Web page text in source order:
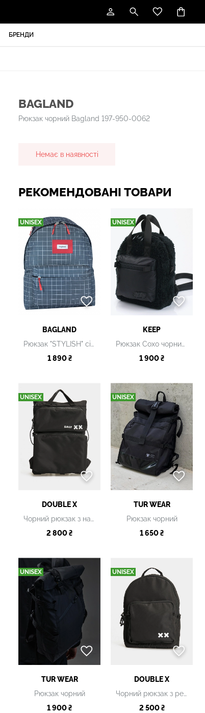
БРЕНДИ
BAGLAND
Рюкзак чорний Bagland 197-950-0062
Немає в наявності
РЕКОМЕНДОВАНІ ТОВАРИ
UNISEX
BAGLAND
Рюкзак "STYLISH" сірий
1 890 ₴
UNISEX
KEEP
Рюкзак Сохо чорний М
1 900 ₴
UNISEX
DOUBLE X
Чорний рюкзак з накладними кишенями
2 800 ₴
UNISEX
TUR WEAR
Рюкзак чорний
1 650 ₴
UNISEX
TUR WEAR
Рюкзак чорний
1 900 ₴
UNISEX
DOUBLE X
Чорний рюкзак з рефлективним логотипом
2 500 ₴